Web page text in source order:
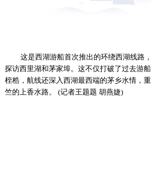
这是西湖游船首次推出的环绕西湖线路
探访西里湖和茅家埠。这不仅打破了过去游
桎梏，航线还深入西湖最西端的茅乡水情，
竺的上香水路。 (记者王题题 胡燕婕)